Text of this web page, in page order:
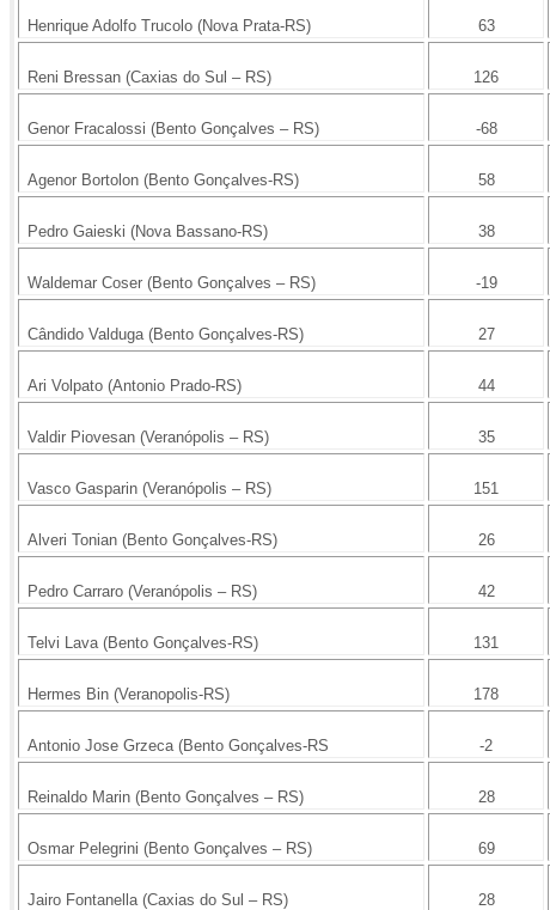
Henrique Adolfo Trucolo (Nova Prata-RS) 63
Reni Bressan (Caxias do Sul – RS) 126
Genor Fracalossi (Bento Gonçalves – RS) -68
Agenor Bortolon (Bento Gonçalves-RS) 58
Pedro Gaieski (Nova Bassano-RS) 38
Waldemar Coser (Bento Gonçalves – RS) -19
Cândido Valduga (Bento Gonçalves-RS) 27
Ari Volpato (Antonio Prado-RS) 44
Valdir Piovesan (Veranópolis – RS) 35
Vasco Gasparin (Veranópolis – RS) 151
Alveri Tonian (Bento Gonçalves-RS) 26
Pedro Carraro (Veranópolis – RS) 42
Telvi Lava (Bento Gonçalves-RS) 131
Hermes Bin (Veranopolis-RS) 178
Antonio Jose Grzeca (Bento Gonçalves-RS -2
Reinaldo Marin (Bento Gonçalves – RS) 28
Osmar Pelegrini (Bento Gonçalves – RS) 69
Jairo Fontanella (Caxias do Sul – RS) 28